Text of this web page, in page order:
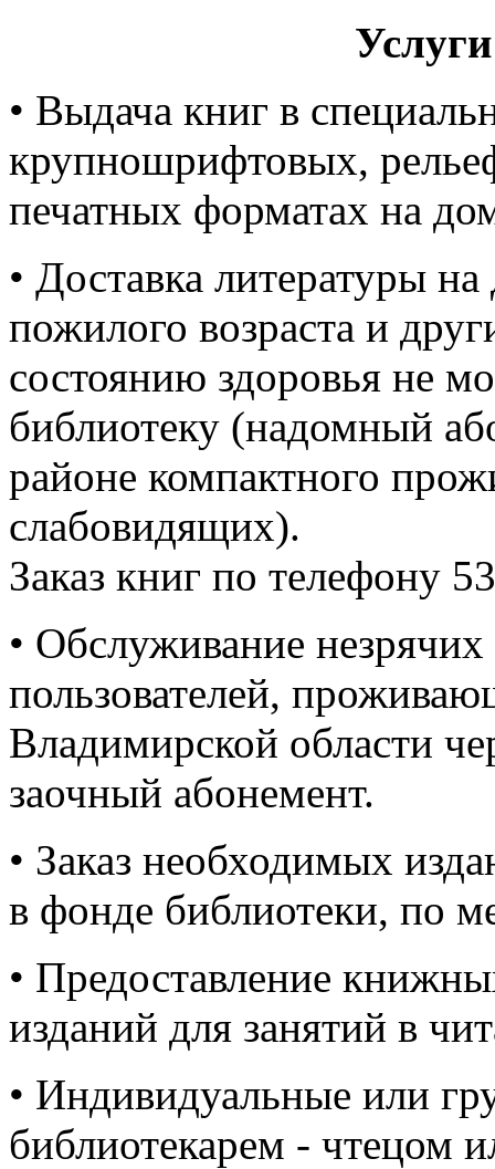
• Выдача книг в
крупношрифтовых,
печатных форматах на
• Доставка литературы
пожилого возраста и
состоянию здоровья не
библиотеку (надомный
районе компактного
слабовидящих).
Заказ книг по телефону
• Обслуживание
пользователей,
Владимирской области
заочный абонемент.
• Заказ необходимых
в фонде библиотеки, по
• Предоставление
изданий для занятий в
• Индивидуальные или
библиотекарем - чтецом